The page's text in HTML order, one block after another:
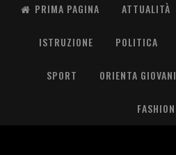
PRIMA PAGINA ATTUALITÀ
ISTRUZIONE POLITICA
SPORT ORIENTA GIOVANI
FASHION